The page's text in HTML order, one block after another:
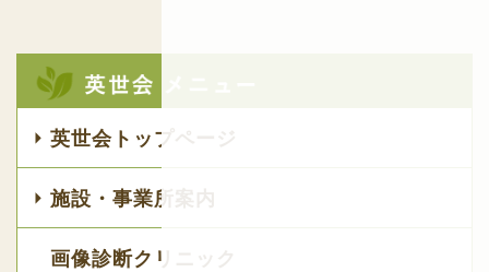
英世会トップページ
施設・事業所案内
画像診断クリニック